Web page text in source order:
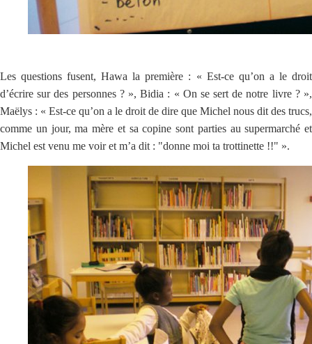
Les questions fusent, Hawa la première : « Est-ce qu’on a le droit
d’écrire sur des personnes ? », Bidia : « On se sert de notre livre ? »,
Maëlys : « Est-ce qu’on a le droit de dire que Michel nous dit des trucs,
comme un jour, ma mère et sa copine sont parties au supermarché et
Michel est venu me voir et m’a dit : "donne moi ta trottinette !!" ».